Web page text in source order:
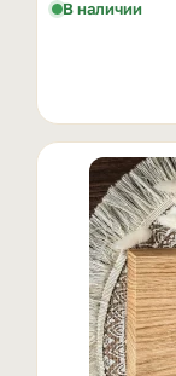
В наличии